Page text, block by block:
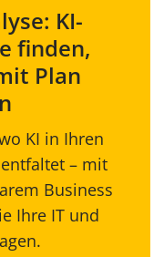
KI-
finden,
Plan
KI in Ihren
– mit
Business
Ihre IT und